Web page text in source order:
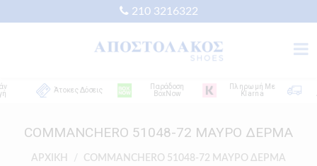
210 3216322
Άτοκες Δόσεις
Παράδοση
BoxNow
Πληρωμή Με
Klarna
COMMANCHERO 51048-72 ΜΑΥΡΟ ΔΕΡΜΑ
ΑΡΧΙΚΗ COMMANCHERO 51048-72 ΜΑΥΡΟ ΔΕΡΜΑ